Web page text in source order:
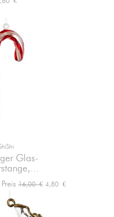
Glas-
Verkaufspreis
16,00 € Preis
4,80 €